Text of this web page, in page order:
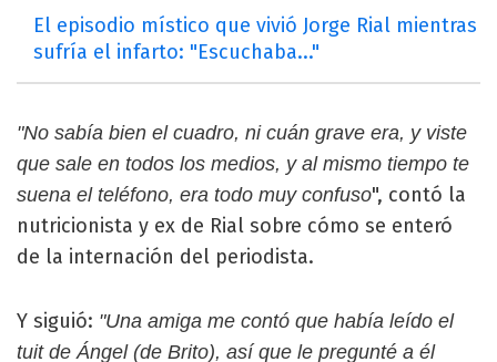
El episodio místico que vivió Jorge Rial mientras
sufría el infarto: "Escuchaba..."
"No sabía bien el cuadro, ni cuán grave era, y viste
que sale en todos los medios, y al mismo tiempo te
suena el teléfono, era todo muy confuso", contó la
nutricionista y ex de Rial sobre cómo se enteró
de la internación del periodista.
Y siguió: "Una amiga me contó que había leído el
tuit de Ángel (de Brito), así que le pregunté a él